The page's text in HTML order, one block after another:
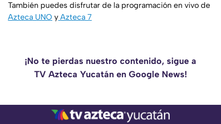
También puedes disfrutar de la programación en vivo de
Azteca UNO y Azteca 7
¡No te pierdas nuestro contenido, sigue a
TV Azteca Yucatán en Google News!